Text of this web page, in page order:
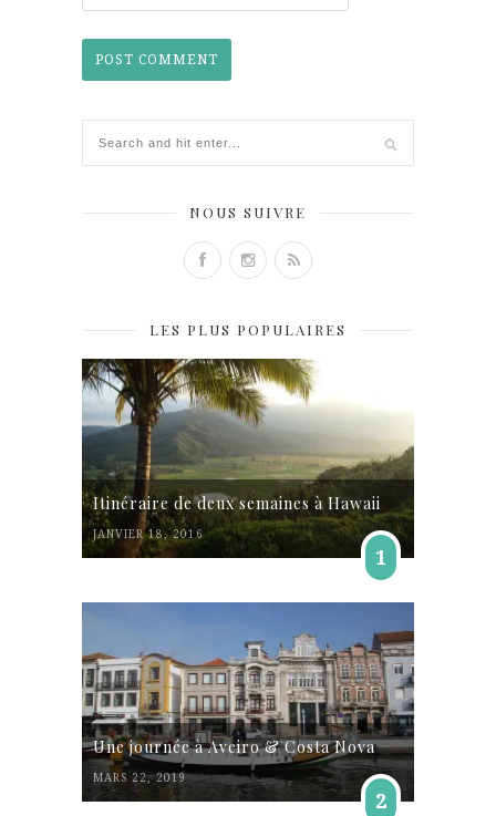
NOUS SUIVRE
LES PLUS POPULAIRES
Itinéraire de deux semaines à Hawaii
JANVIER 18, 2016
1
Une journée à Aveiro & Costa Nova
MARS 22, 2019
2